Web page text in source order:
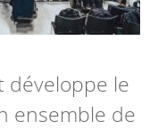
développe le
ensemble de